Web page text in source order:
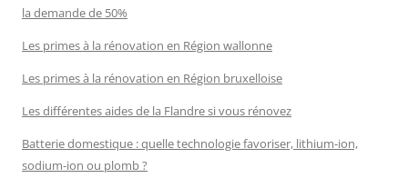
la demande de 50%
Les primes à la rénovation en Région wallonne
Les primes à la rénovation en Région bruxelloise
Les différentes aides de la Flandre si vous rénovez
Batterie domestique : quelle technologie favoriser, lithium-ion,
sodium-ion ou plomb ?